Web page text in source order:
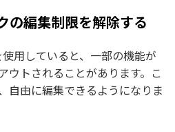
の編集制限を解除する
用していると、一部の機能が
ウトされることがあります。こ
自由に編集できるようになりま